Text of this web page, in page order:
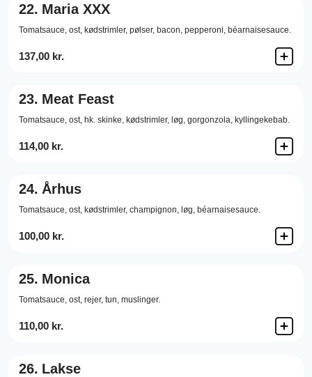
22. Maria XXX
Tomatsauce, ost, kødstrimler, pølser, bacon, pepperoni, béarnaisesauce.
137,00 kr.
23. Meat Feast
Tomatsauce, ost, hk. skinke, kødstrimler, løg, gorgonzola, kyllingekebab.
114,00 kr.
24. Århus
Tomatsauce, ost, kødstrimler, champignon, løg, béarnaisesauce.
100,00 kr.
25. Monica
Tomatsauce, ost, rejer, tun, muslinger.
110,00 kr.
26. Lakse